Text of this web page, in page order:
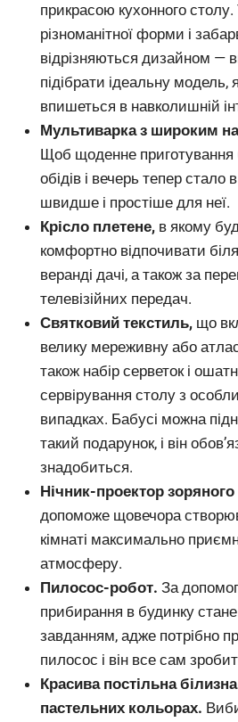
прикрасою кухонного
різноманітної форми і
відрізняються дизайном —
підібрати ідеальну модель,
впишеться в навколишній
Мультиварка з широким
Щоб щоденне
обідів і вечерь тепер стало
швидше і простіше для неї.
Крісло плетене, в якому
комфортно відпочивати
веранді дачі, а також за
телевізійних передач.
Святковий текстиль, що
велику мереживну або
також набір серветок і
сервірування столу з
випадках. Бабусі можна
такий подарунок, і він
знадобиться.
Нічник-проектор
допоможе щовечора
кімнаті максимально
атмосферу.
Пилосос-робот. За
прибирання в будинку
завданням, адже потрібно
пилосос і він все сам
Красива постільна
пастельних кольорах.